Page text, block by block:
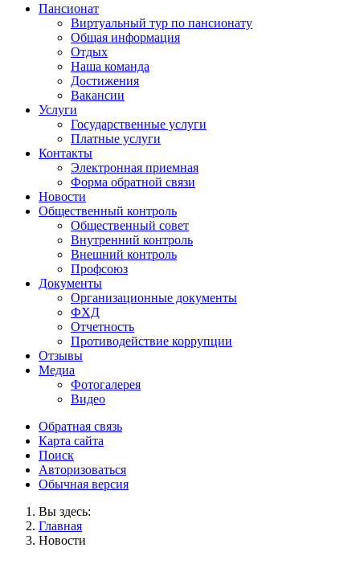
Пансионат
Виртуальный тур по пансионату
Общая информация
Отдых
Наша команда
Достижения
Вакансии
Услуги
Государственные услуги
Платные услуги
Контакты
Электронная приемная
Форма обратной связи
Новости
Общественный контроль
Общественный совет
Внутренний контроль
Внешний контроль
Профсоюз
Документы
Организационные документы
ФХД
Отчетность
Противодействие коррупции
Отзывы
Медиа
Фотогалерея
Видео
Обратная связь
Карта сайта
Поиск
Авторизоваться
Обычная версия
Вы здесь:
Главная
Новости